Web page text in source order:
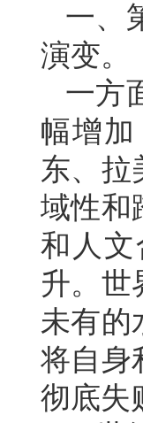
一、
演变。
一方
幅增
东、拉
域性和
和人
升。世
未有的
将自身
彻底失